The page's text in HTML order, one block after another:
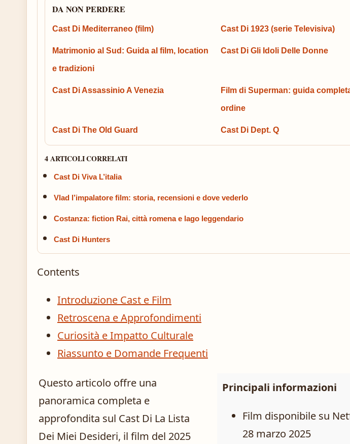
DA NON PERDERE
Cast Di Mediterraneo (film) Cast Di 1923 (serie Televisiva)
Matrimonio al Sud: Guida al film, location
e tradizioni
Cast Di Gli Idoli Delle Donne
Cast Di Assassinio A Venezia Film di Superman: guida
ordine
Cast Di The Old Guard Cast Di Dept. Q
4 ARTICOLI CORRELATI
Cast Di Viva L’italia
Vlad l’impalatore film: storia, recensioni e dove vederlo
Costanza: fiction Rai, città romena e lago leggendario
Cast Di Hunters
Contents
Introduzione Cast e Film
Retroscena e Approfondimenti
Curiosità e Impatto Culturale
Riassunto e Domande Frequenti
Questo articolo offre una
panoramica completa e
approfondita sul Cast Di La Lista
Dei Miei Desideri, il film del 2025
Principali informazioni
Film disponibile su
28 marzo 2025